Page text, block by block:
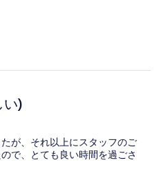
い)
が、それ以上にスタッフのご
で、とても良い時間を過ごさ